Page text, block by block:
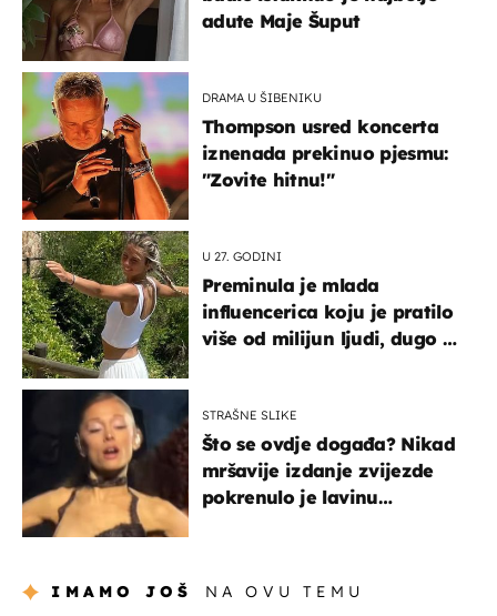
adute Maje Šuput
DRAMA U ŠIBENIKU
Thompson usred koncerta
iznenada prekinuo pjesmu:
"Zovite hitnu!"
U 27. GODINI
Preminula je mlada
influencerica koju je pratilo
više od milijun ljudi, dugo se
STRAŠNE SLIKE
Što se ovdje događa? Nikad
mršavije izdanje zvijezde
pokrenulo je lavinu
IMAMO JOŠ NA OVU TEMU